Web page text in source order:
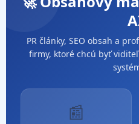
PR články, SEO obsah a
firmy, ktoré chcú byť
📰